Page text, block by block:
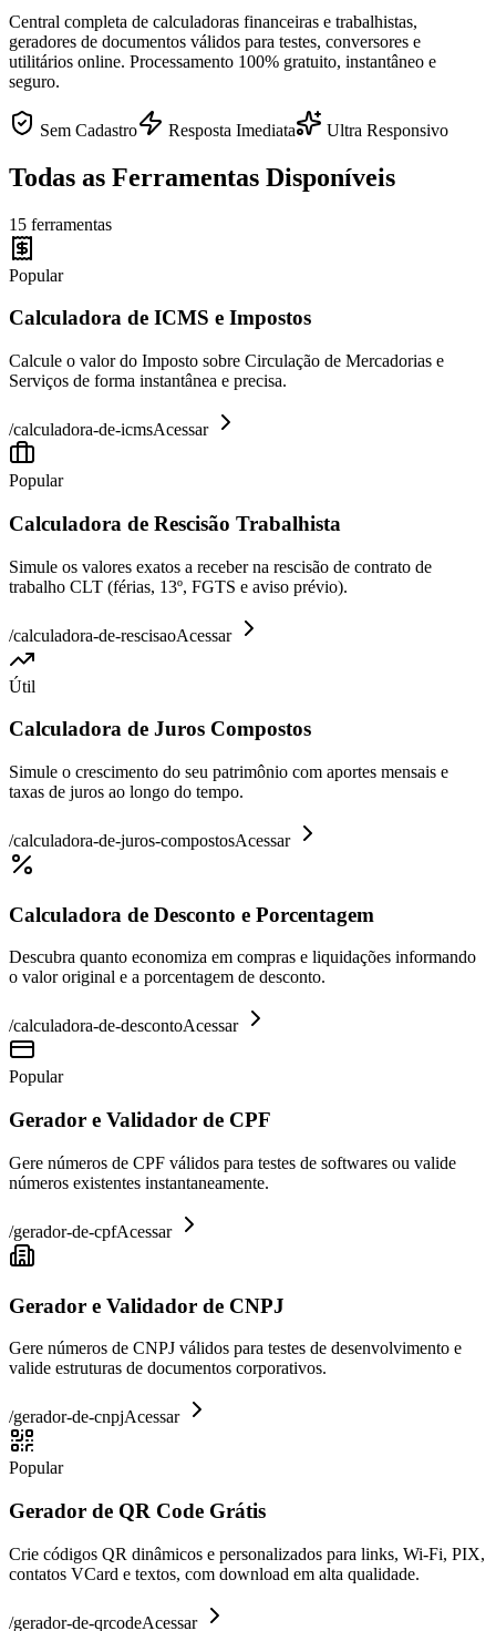
Central completa de calculadoras financeiras e trabalhistas,
geradores de documentos válidos para testes, conversores e
utilitários online. Processamento 100% gratuito, instantâneo e
seguro.
Sem Cadastro Resposta Imediata Ultra Responsivo
Todas as Ferramentas Disponíveis
15 ferramentas
Popular
Calculadora de ICMS e Impostos
Calcule o valor do Imposto sobre Circulação de Mercadorias e
Serviços de forma instantânea e precisa.
/calculadora-de-icmsAcessar
Popular
Calculadora de Rescisão Trabalhista
Simule os valores exatos a receber na rescisão de contrato de
trabalho CLT (férias, 13º, FGTS e aviso prévio).
/calculadora-de-rescisaoAcessar
Útil
Calculadora de Juros Compostos
Simule o crescimento do seu patrimônio com aportes mensais e
taxas de juros ao longo do tempo.
/calculadora-de-juros-compostosAcessar
Calculadora de Desconto e Porcentagem
Descubra quanto economiza em compras e liquidações informando
o valor original e a porcentagem de desconto.
/calculadora-de-descontoAcessar
Popular
Gerador e Validador de CPF
Gere números de CPF válidos para testes de softwares ou valide
números existentes instantaneamente.
/gerador-de-cpfAcessar
Gerador e Validador de CNPJ
Gere números de CNPJ válidos para testes de desenvolvimento e
valide estruturas de documentos corporativos.
/gerador-de-cnpjAcessar
Popular
Gerador de QR Code Grátis
Crie códigos QR dinâmicos e personalizados para links, Wi-Fi, PIX,
contatos VCard e textos, com download em alta qualidade.
/gerador-de-qrcodeAcessar